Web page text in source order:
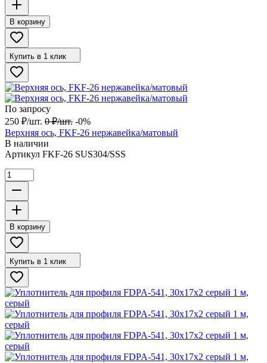
В корзину
Купить в 1 клик
По запросу
250 ₽/шт. 0 ₽/шт. -0%
Верхняя ось, FKF-26 нержавейка/матовый
В наличии
Артикул FKF-26 SUS304/SSS
В корзину
Купить в 1 клик